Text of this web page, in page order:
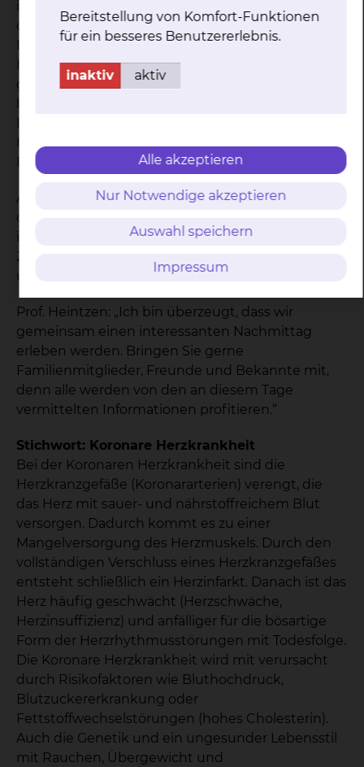
informieren. Prof. Heintzen: „Wir werden Ihnen
demonstrieren, wie Sie selbst bei einem
Menschen mit gerade erlittenem plötzlichem
Herztod aktiv werden können und wie es Ihnen
gelingen kann, diese Patienten vor dem Tode zu
Herzdruckmassage und Automatische Externe
Defibrillation (AED).
Ab 15.30 Uhr können sich alle Interessierten an
den zahlreichen Ständen im Foyer der Stadthalle
informieren, die Vorträge beginnen um 17.00 Uhr.
Zwischen den Vorträgen ist viel Zeit eingeplant,
um die Fragen der Anwesenden zu beantworten.
Prof. Heintzen: „Ich bin überzeugt, dass wir
gemeinsam einen interessanten Nachmittag
erleben werden. Bringen Sie gerne
Familienmitglieder, Freunde und Bekannte mit,
denn alle werden von den an diesem Tage
vermittelten Informationen profitieren.“
Stichwort: Koronare Herzkrankheit
Bei der Koronaren Herzkrankheit sind die
Herzkranzgefäße (Koronararterien) verengt, die
das Herz mit sauer- und nährstoffreichem Blut
versorgen. Dadurch kommt es zu einer
Mangelversorgung des Herzmuskels. Durch den
vollständigen Verschluss eines Herzkranzgefäßes
entsteht schließlich ein Herzinfarkt. Danach ist das
Herz häufig geschwächt (Herzschwäche,
Herzinsuffizienz) und anfälliger für die bösartige
Form der Herzrhythmusstörungen mit Todesfolge.
Die Koronare Herzkrankheit wird mit verursacht
durch Risikofaktoren wie Bluthochdruck,
Blutzuckererkrankung oder
Fettstoffwechselstörungen (hohes Cholesterin).
Auch die Genetik und ein ungesunder Lebensstil
mit Rauchen, Übergewicht und
Bereitstellung von Komfort-Funktionen
für ein besseres Benutzererlebnis.
inaktiv aktiv
Alle akzeptieren
Nur Notwendige akzeptieren
Auswahl speichern
Impressum